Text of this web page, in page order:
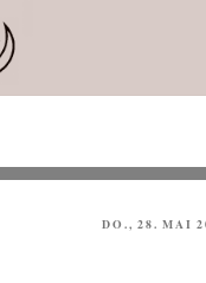
Inhalt
springen
DO., 28. MAI